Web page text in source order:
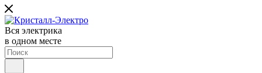
Вся электрика
в одном месте